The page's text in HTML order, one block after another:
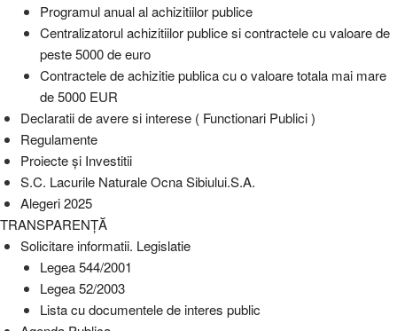
Programul anual al achizitiilor publice
Centralizatorul achizitiilor publice si contractele cu valoare de
peste 5000 de euro
Contractele de achizitie publica cu o valoare totala mai mare
de 5000 EUR
Declaratii de avere si interese ( Functionari Publici )
Regulamente
Proiecte și Investitii
S.C. Lacurile Naturale Ocna Sibiului.S.A.
Alegeri 2025
TRANSPARENȚĂ
Solicitare informatii. Legislatie
Legea 544/2001
Legea 52/2003
Lista cu documentele de interes public